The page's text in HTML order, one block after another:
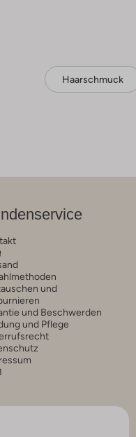
Haarschmuck
und
und Beschwerden
und Pflege